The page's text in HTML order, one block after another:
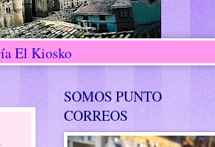
El Kiosko
SOMOS PUNTO
CORREOS